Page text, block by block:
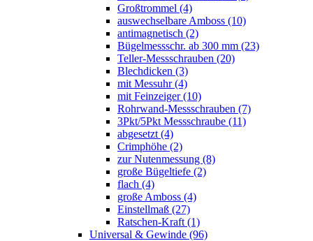
Großtrommel (4)
auswechselbare Amboss (10)
antimagnetisch (2)
Bügelmessschr. ab 300 mm (23)
Teller-Messschrauben (20)
Blechdicken (3)
mit Messuhr (4)
mit Feinzeiger (10)
Rohrwand-Messschrauben (7)
3Pkt/5Pkt Messschraube (11)
abgesetzt (4)
Crimphöhe (2)
zur Nutenmessung (8)
große Bügeltiefe (2)
flach (4)
große Amboss (4)
Einstellmaß (27)
Ratschen-Kraft (1)
Universal & Gewinde (96)